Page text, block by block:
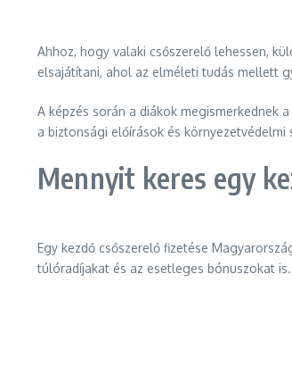
Ahhoz, hogy valaki csőszerelő lehessen,
elsajátítani, ahol az elméleti tudás mellett
A képzés során a diákok megismerkednek
a biztonsági előírások és
Mennyit keres egy
Egy kezdő csőszerelő fizetése
túlóradíjakat és az esetleges bónuszokat is.